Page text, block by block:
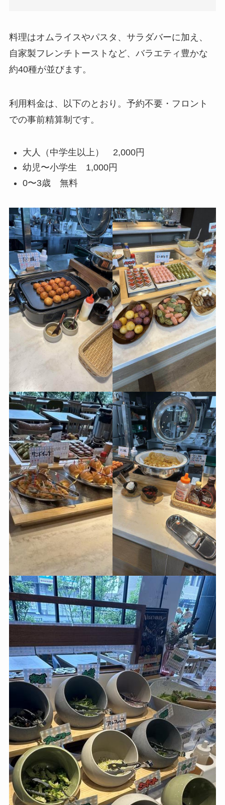
料理はオムライスやパスタ、サラダバーに加え、
自家製フレンチトーストなど、バラエティ豊かな
約40種が並びます。
利用料金は、以下のとおり。予約不要・フロント
での事前精算制です。
大人（中学生以上） 2,000円
幼児〜小学生 1,000円
0〜3歳 無料